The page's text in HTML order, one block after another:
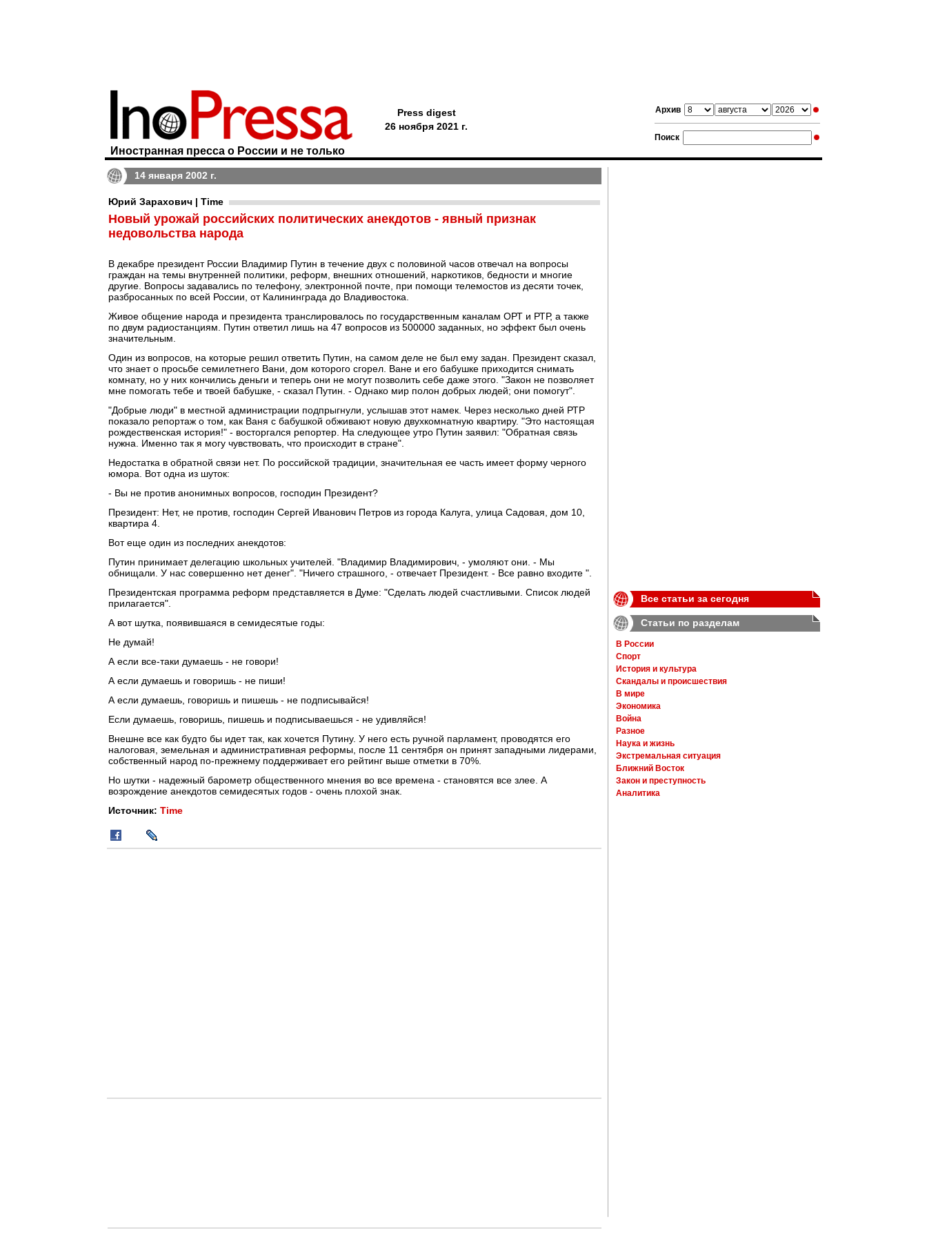
Архив
Поиск
Иностранная пресса о России и не только
Press digest
26 ноября 2021 г.
14 января 2002 г.
Юрий Зарахович | Time
Новый урожай российских политических анекдотов - явный признак
недовольства народа
В декабре президент России Владимир Путин в течение двух с половиной часов отвечал на вопросы
граждан на темы внутренней политики, реформ, внешних отношений, наркотиков, бедности и многие
другие. Вопросы задавались по телефону, электронной почте, при помощи телемостов из десяти точек,
разбросанных по всей России, от Калининграда до Владивостока.
Живое общение народа и президента транслировалось по государственным каналам ОРТ и РТР, а также
по двум радиостанциям. Путин ответил лишь на 47 вопросов из 500000 заданных, но эффект был очень
значительным.
Один из вопросов, на которые решил ответить Путин, на самом деле не был ему задан. Президент сказал,
что знает о просьбе семилетнего Вани, дом которого сгорел. Ване и его бабушке приходится снимать
комнату, но у них кончились деньги и теперь они не могут позволить себе даже этого. "Закон не позволяет
мне помогать тебе и твоей бабушке, - сказал Путин. - Однако мир полон добрых людей; они помогут".
"Добрые люди" в местной администрации подпрыгнули, услышав этот намек. Через несколько дней РТР
показало репортаж о том, как Ваня с бабушкой обживают новую двухкомнатную квартиру. "Это настоящая
рождественская история!" - восторгался репортер. На следующее утро Путин заявил: "Обратная связь
нужна. Именно так я могу чувствовать, что происходит в стране".
Недостатка в обратной связи нет. По российской традиции, значительная ее часть имеет форму черного
юмора. Вот одна из шуток:
- Вы не против анонимных вопросов, господин Президент?
Президент: Нет, не против, господин Сергей Иванович Петров из города Калуга, улица Садовая, дом 10,
квартира 4.
Вот еще один из последних анекдотов:
Путин принимает делегацию школьных учителей. "Владимир Владимирович, - умоляют они. - Мы
обнищали. У нас совершенно нет денег". "Ничего страшного, - отвечает Президент. - Все равно входите ".
Президентская программа реформ представляется в Думе: "Сделать людей счастливыми. Список людей
прилагается".
А вот шутка, появившаяся в семидесятые годы:
Не думай!
А если все-таки думаешь - не говори!
А если думаешь и говоришь - не пиши!
А если думаешь, говоришь и пишешь - не подписывайся!
Если думаешь, говоришь, пишешь и подписываешься - не удивляйся!
Внешне все как будто бы идет так, как хочется Путину. У него есть ручной парламент, проводятся его
налоговая, земельная и административная реформы, после 11 сентября он принят западными лидерами,
собственный народ по-прежнему поддерживает его рейтинг выше отметки в 70%.
Но шутки - надежный барометр общественного мнения во все времена - становятся все злее. А
возрождение анекдотов семидесятых годов - очень плохой знак.
Источник: Time
Все статьи за сегодня
Статьи по разделам
В России
Спорт
История и культура
Скандалы и происшествия
В мире
Экономика
Война
Разное
Наука и жизнь
Экстремальная ситуация
Ближний Восток
Закон и преступность
Аналитика